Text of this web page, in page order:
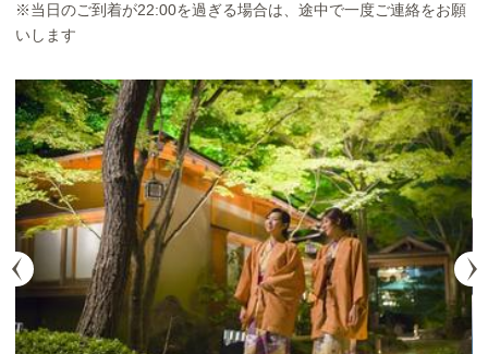
※当日のご到着が22:00を過ぎる場合は、途中で一度ご連絡をお願
いします